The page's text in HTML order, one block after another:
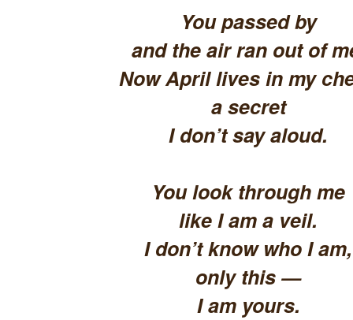
You passed by
and the air ran out of
Now April lives in my
a secret
I don’t say aloud.
You look through me
like I am a veil.
I don’t know who I am,
only this —
I am yours.